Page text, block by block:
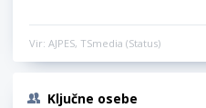
Vir: AJPES, TSmedia (Status)
Ključne osebe